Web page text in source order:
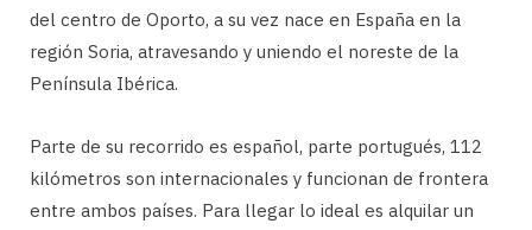
del centro de Oporto, a su vez nace en España en la
región Soria, atravesando y uniendo el noreste de la
Península Ibérica.
Parte de su recorrido es español, parte portugués, 112
kilómetros son internacionales y funcionan de frontera
entre ambos países. Para llegar lo ideal es alquilar un